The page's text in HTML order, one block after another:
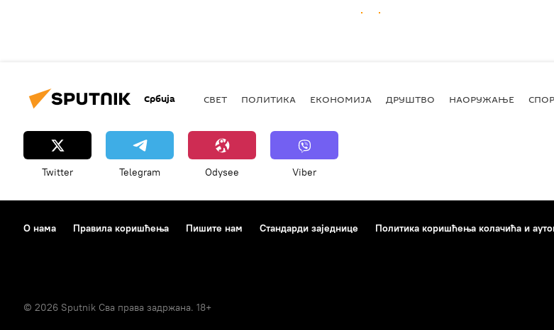
Србија СВЕТ ПОЛИТИКА ЕКОНОМИЈА ДРУШТВО НАОРУЖАЊЕ
Twitter Telegram Odysee Viber
О нама Правила коришћења Пишите нам Стандарди заједнице Политика коришћења колачића и
© 2026 Sputnik Сва права задржана. 18+